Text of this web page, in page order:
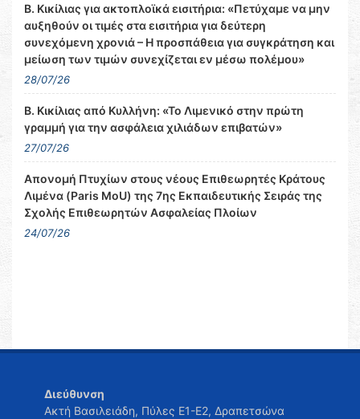
Β. Κικίλιας για ακτοπλοϊκά εισιτήρια: «Πετύχαμε να μην
αυξηθούν οι τιμές στα εισιτήρια για δεύτερη
συνεχόμενη χρονιά – Η προσπάθεια για συγκράτηση και
μείωση των τιμών συνεχίζεται εν μέσω πολέμου»
28/07/26
Β. Κικίλιας από Κυλλήνη: «Το Λιμενικό στην πρώτη
γραμμή για την ασφάλεια χιλιάδων επιβατών»
27/07/26
Απονομή Πτυχίων στους νέους Επιθεωρητές Κράτους
Λιμένα (Paris MoU) της 7ης Εκπαιδευτικής Σειράς της
Σχολής Επιθεωρητών Ασφαλείας Πλοίων
24/07/26
Διεύθυνση
Ακτή Βασιλειάδη, Πύλες Ε1-Ε2, Δραπετσώνα